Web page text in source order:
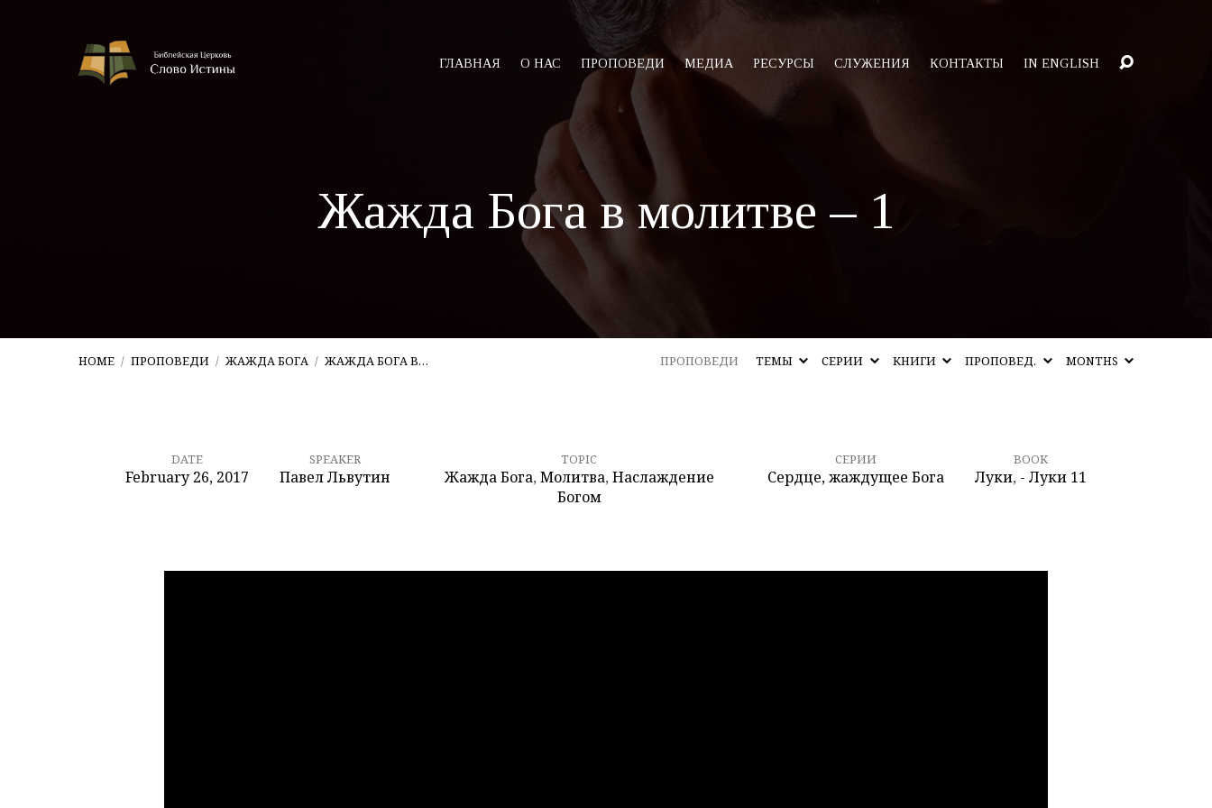
ГЛАВНАЯ О НАС ПРОПОВЕДИ МЕДИА РЕСУРСЫ СЛУЖЕНИЯ КОНТАКТЫ IN ENGLISH
Жажда Бога в молитве – 1
HOME / ПРОПОВЕДИ / ЖАЖДА БОГА / ЖАЖДА БОГА В… ПРОПОВЕДИ ТЕМЫ СЕРИИ КНИГИ ПРОПОВЕД. MONTHS
Бога
DATE
February 26, 2017
SPEAKER
Павел Львутин
TOPIC
Жажда Бога, Молитва, Наслаждение
Богом
СЕРИИ
Сердце, жаждущее Бога
BOOK
Луки, - Луки 11